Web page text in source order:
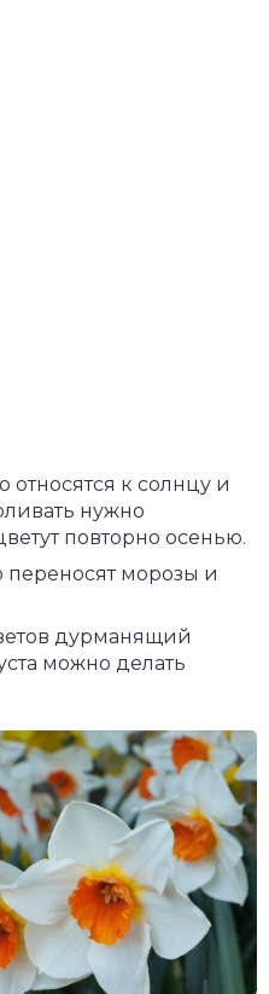
относятся к солнцу и
нужно
повторно осенью.
переносят морозы и
дурманящий
можно делать